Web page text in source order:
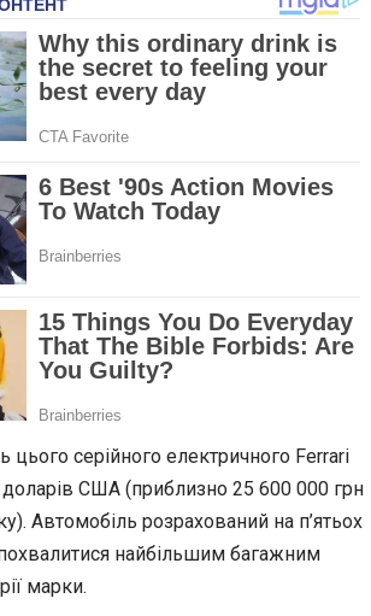
цього серійного електричного Ferrari
США (приблизно 25 600 000 грн
Автомобіль розрахований на п’ятьох
найбільшим багажним
марки.